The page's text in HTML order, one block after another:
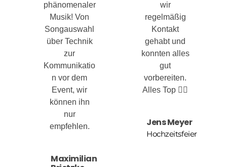
phänomenaler
Musik! Von
Songauswahl
über Technik
zur
Kommunikatio
n vor dem
Event, wir
können ihn
nur
empfehlen.
Maximilian
wir
regelmäßig
Kontakt
gehabt und
konnten alles
gut
vorbereiten.
Alles Top 👍🏻
Jens Meyer
Hochzeitsfeier